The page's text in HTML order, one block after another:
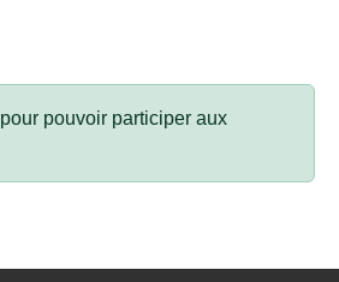
pour pouvoir participer aux